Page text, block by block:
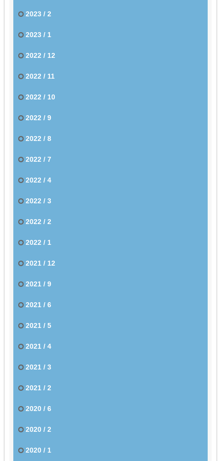
2023 / 2
2023 / 1
2022 / 12
2022 / 11
2022 / 10
2022 / 9
2022 / 8
2022 / 7
2022 / 4
2022 / 3
2022 / 2
2022 / 1
2021 / 12
2021 / 9
2021 / 6
2021 / 5
2021 / 4
2021 / 3
2021 / 2
2020 / 6
2020 / 2
2020 / 1